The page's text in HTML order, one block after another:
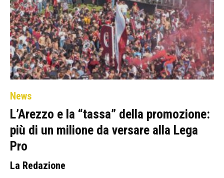
News
L’Arezzo e la “tassa” della promozione:
più di un milione da versare alla Lega
Pro
La Redazione